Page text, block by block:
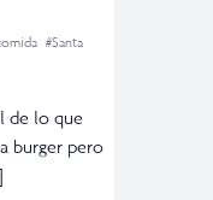
#Santa
de lo que
burger pero